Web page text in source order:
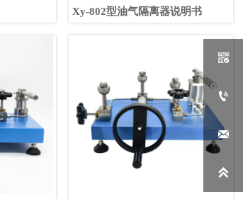
Xy-802型油气隔离器说明书



